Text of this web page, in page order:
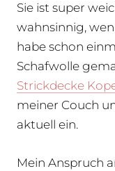
Sie ist super
wahnsinnig,
habe schon
Schafwolle
Strickdecke
meiner Couch
aktuell ein.
Mein Anspruch